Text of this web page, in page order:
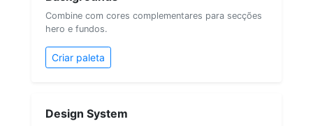
Combine com cores complementares para secções
hero e fundos.
Criar paleta
Design System